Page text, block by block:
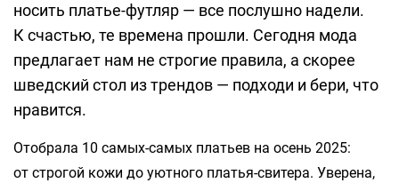
носить платье-футляр — все послушно надели.
К счастью, те времена прошли. Сегодня мода
предлагает нам не строгие правила, а скорее
шведский стол из трендов — подходи и бери, что
нравится.
Отобрала 10 самых-самых платьев на осень 2025:
от строгой кожи до уютного платья-свитера. Уверена,